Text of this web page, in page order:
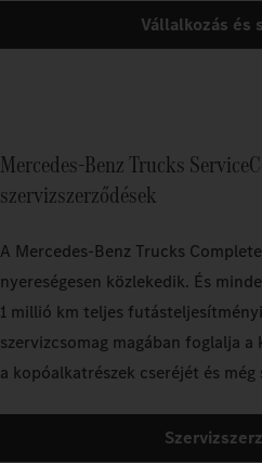
Vállalkozás és
Mercedes-Benz Trucks
szervizszerződések
A Mercedes‑Benz Trucks
nyereségesen közlekedik. És
1 millió km teljes
szervizcsomag magában foglalja
a kopóalkatrészek cseréjét és